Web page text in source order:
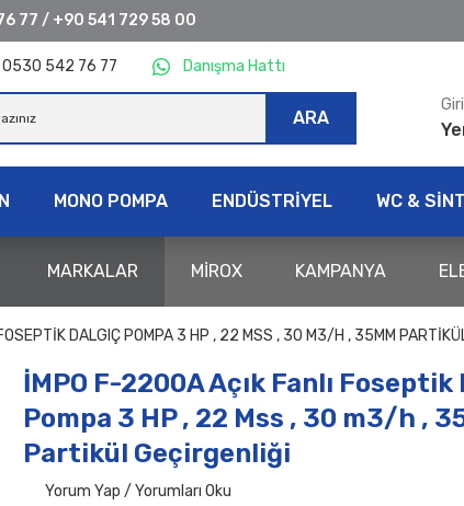
77 / +90 541 729 58 00
0530 542 76 77 Danışma Hattı
ARA
MONO POMPA ENDÜSTRİYEL WC &
MARKALAR MİROX KAMPANYA
DALGIÇ POMPA 3 HP , 22 MSS , 30 M3/H , 35MM
İMPO F-2200A Açık Fanlı Foseptik
Pompa 3 HP , 22 Mss , 30 m3/h ,
Partikül Geçirgenliği
Yorum Yap / Yorumları Oku